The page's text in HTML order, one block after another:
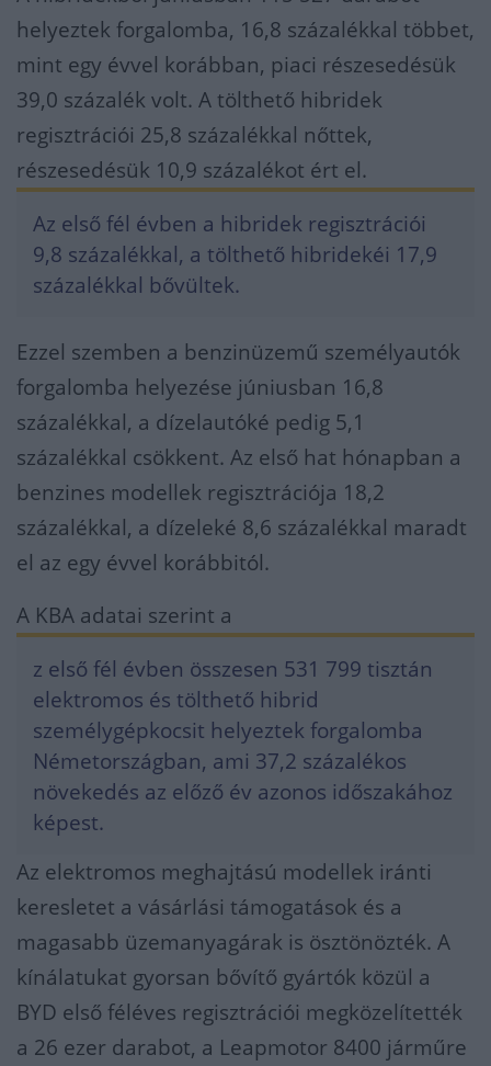
helyeztek forgalomba, 16,8 százalékkal többet,
mint egy évvel korábban, piaci részesedésük
39,0 százalék volt. A tölthető hibridek
regisztrációi 25,8 százalékkal nőttek,
részesedésük 10,9 százalékot ért el.
Az első fél évben a hibridek regisztrációi
9,8 százalékkal, a tölthető hibridekéi 17,9
százalékkal bővültek.
Ezzel szemben a benzinüzemű személyautók
forgalomba helyezése júniusban 16,8
százalékkal, a dízelautóké pedig 5,1
százalékkal csökkent. Az első hat hónapban a
benzines modellek regisztrációja 18,2
százalékkal, a dízeleké 8,6 százalékkal maradt
el az egy évvel korábbitól.
A KBA adatai szerint a
z első fél évben összesen 531 799 tisztán
elektromos és tölthető hibrid
személygépkocsit helyeztek forgalomba
Németországban, ami 37,2 százalékos
növekedés az előző év azonos időszakához
képest.
Az elektromos meghajtású modellek iránti
keresletet a vásárlási támogatások és a
magasabb üzemanyagárak is ösztönözték. A
kínálatukat gyorsan bővítő gyártók közül a
BYD első féléves regisztrációi megközelítették
a 26 ezer darabot, a Leapmotor 8400 járműre